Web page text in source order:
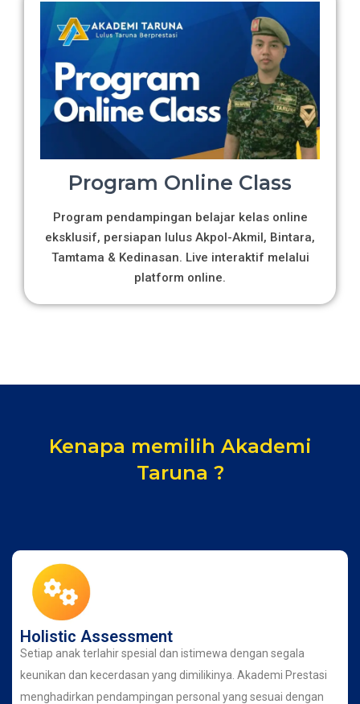
Program Online Class
Program pendampingan belajar kelas online
eksklusif, persiapan lulus Akpol-Akmil, Bintara,
Tamtama & Kedinasan. Live interaktif melalui
platform online.
Kenapa memilih Akademi
Taruna ?
Holistic Assessment
Setiap anak terlahir spesial dan istimewa dengan segala
keunikan dan kecerdasan yang dimilikinya. Akademi Prestasi
menghadirkan pendampingan personal yang sesuai dengan